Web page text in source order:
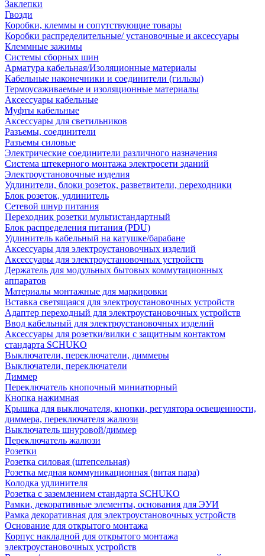
Заклепки
Гвозди
Коробки, клеммы и сопутствующие товары
Коробки распределительные/ установочные и аксессуары
Клеммные зажимы
Системы сборных шин
Арматура кабельная/Изоляционные материалы
Кабельные наконечники и соединители (гильзы)
Термоусаживаемые и изоляционные материалы
Аксессуары кабельные
Муфты кабельные
Аксессуары для светильников
Разъемы, соединители
Разъемы силовые
Электрические соединители различного назначения
Система штекерного монтажа электросети зданий
Электроустановочные изделия
Удлинители, блоки розеток, разветвители, переходники
Блок розеток, удлинитель
Сетевой шнур питания
Переходник розетки мультистандартный
Блок распределения питания (PDU)
Удлинитель кабельный на катушке/барабане
Аксессуары для электроустановочных изделий
Аксессуары для электроустановочных устройств
Держатель для модульных бытовых коммутационных
аппаратов
Материалы монтажные для маркировки
Вставка светящаяся для электроустановочных устройств
Адаптер переходный для электроустановочных устройств
Ввод кабельный для электроустановочных изделий
Аксессуары для розетки/вилки с защитным контактом
стандарта SCHUKO
Выключатели, переключатели, диммеры
Выключатели, переключатели
Диммер
Переключатель кнопочный миниатюрный
Кнопка нажимная
Крышка для выключателя, кнопки, регулятора освещенности,
диммера, переключателя жалюзи
Выключатель шнуровой/диммер
Переключатель жалюзи
Розетки
Розетка силовая (штепсельная)
Розетка медная коммуникационная (витая пара)
Колодка удлинителя
Розетка с заземлением стандарта SCHUKO
Рамки, декоративные элементы, основания для ЭУИ
Рамка декоративная для электроустановочных устройств
Основание для открытого монтажа
Корпус накладной для открытого монтажа
электроустановочных устройств